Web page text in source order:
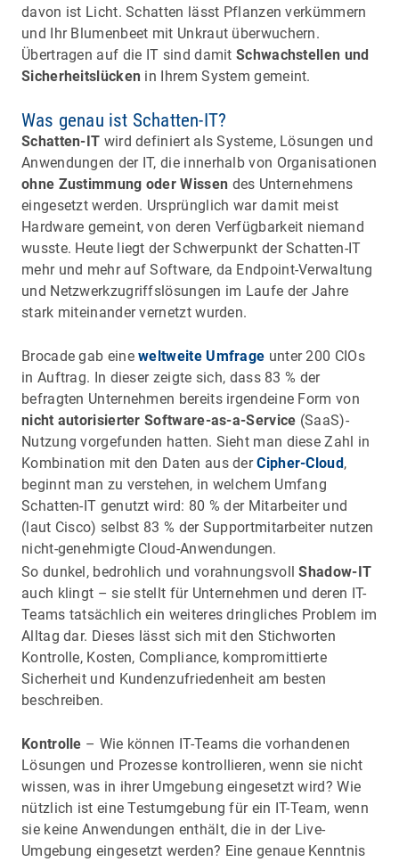
davon ist Licht. Schatten lässt Pflanzen verkümmern
und Ihr Blumenbeet mit Unkraut überwuchern.
Übertragen auf die IT sind damitSchwachstellen und
Sicherheitslücken in Ihrem System gemeint.
Was genau ist Schatten-IT?
Schatten-IT wird definiert als Systeme, Lösungen und
Anwendungen der IT, die innerhalb von Organisationen
ohne Zustimmung oder Wissen des Unternehmens
eingesetzt werden. Ursprünglich war damit meist
Hardware gemeint, von deren Verfügbarkeit niemand
wusste. Heute liegt der Schwerpunkt der Schatten-IT
mehr und mehr auf Software, da Endpoint-Verwaltung
und Netzwerkzugriffslösungen im Laufe der Jahre
stark miteinander vernetzt wurden.
Brocade gab eineweltweite Umfrage unter 200 CIOs
in Auftrag. In dieser zeigte sich, dass 83 % der
befragten Unternehmen bereits irgendeine Form von
nicht autorisierter Software-as-a-Service (SaaS)-
Nutzung vorgefunden hatten. Sieht man diese Zahl in
Kombination mit den Daten aus derCipher-Cloud,
beginnt man zu verstehen, in welchem Umfang
Schatten-IT genutzt wird: 80 % der Mitarbeiter und
(laut Cisco) selbst 83 % der Supportmitarbeiter nutzen
nicht-genehmigte Cloud-Anwendungen.
So dunkel, bedrohlich und vorahnungsvollShadow-IT
auch klingt – sie stellt für Unternehmen und deren IT-
Teams tatsächlich ein weiteres dringliches Problem im
Alltag dar. Dieses lässt sich mit den Stichworten
Kontrolle, Kosten, Compliance, kompromittierte
Sicherheit und Kundenzufriedenheit am besten
beschreiben.
Kontrolle – Wie können IT-Teams die vorhandenen
Lösungen und Prozesse kontrollieren, wenn sie nicht
wissen, was in ihrer Umgebung eingesetzt wird? Wie
nützlich ist eine Testumgebung für ein IT-Team, wenn
sie keine Anwendungen enthält, die in der Live-
Umgebung eingesetzt werden? Eine genaue Kenntnis